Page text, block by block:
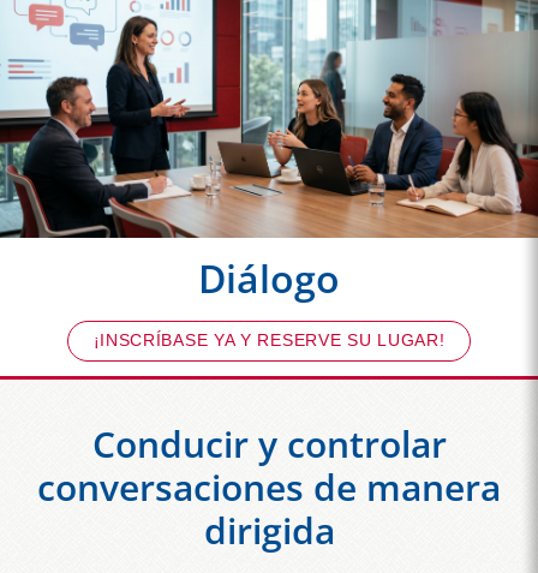
Diálogo
¡INSCRÍBASE YA Y RESERVE SU LUGAR!
Conducir y controlar
conversaciones de manera
dirigida